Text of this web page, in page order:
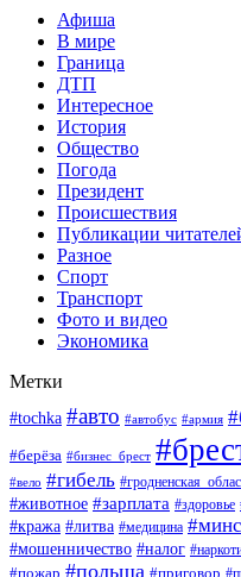
Афиша
В мире
Граница
ДТП
Интересное
История
Общество
Погода
Президент
Происшествия
Публикации
Разное
Спорт
Транспорт
Фото и видео
Экономика
Метки
#tochka #авто #автобус #армия
#берёза #бизнес_брест
#вело #гибель
#животное #зарплата #здоровье
#кража #литва #медицина
#мошенничество #налог
#пожар #польша #приговор